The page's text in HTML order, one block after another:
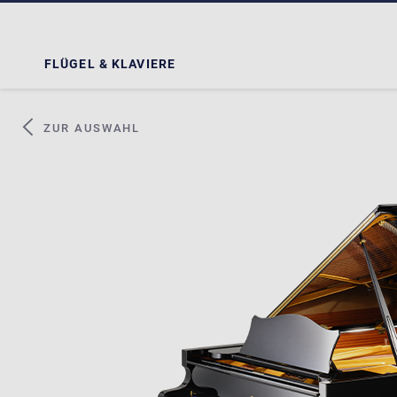
FLÜGEL & KLAVIERE
ZUR AUSWAHL